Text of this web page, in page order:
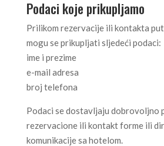
Podaci koje prikupljamo
Prilikom rezervacije ili kontakta
mogu se prikupljati sljedeći podaci:
ime i prezime
e-mail adresa
broj telefona
Podaci se dostavljaju dobrovoljno
rezervacione ili kontakt forme ili
komunikacije sa hotelom.